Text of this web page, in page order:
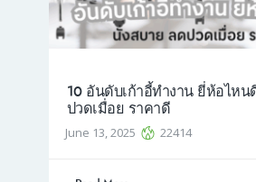
10 อันดับเก้าอี้ทํางาน ยี่ห้อไห
ปวดเมื่อย ราคาดี
June 13, 2025 22414